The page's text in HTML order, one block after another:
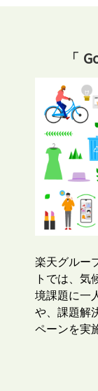
「
楽天グルー
トでは、気
境課題に一
や、課題解
ペーンを実